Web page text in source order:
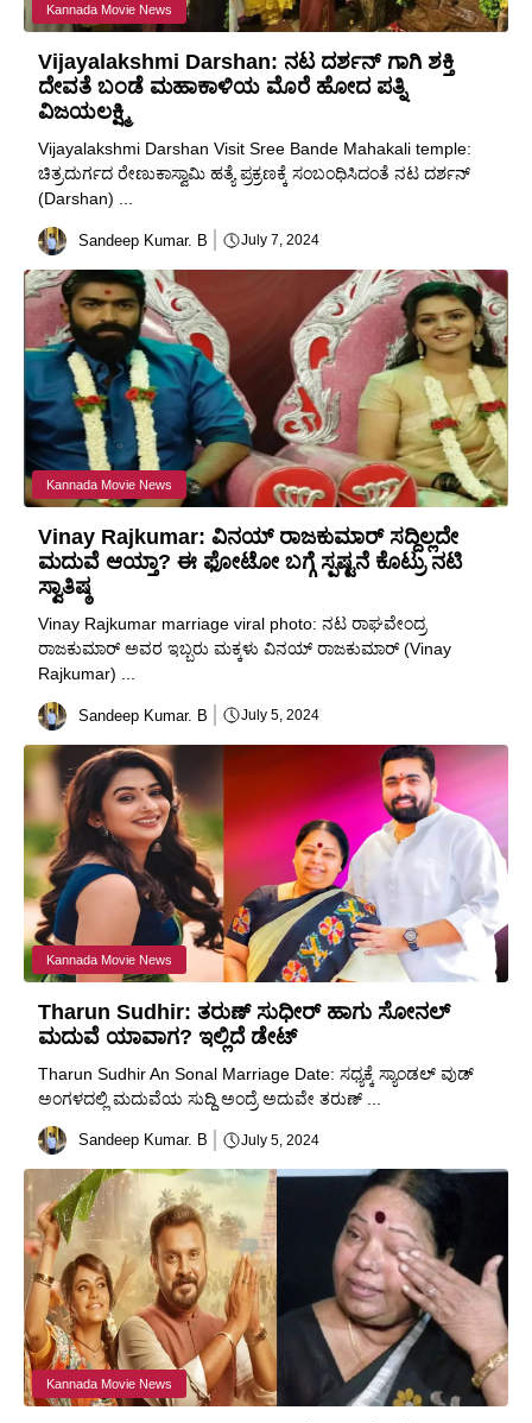
Kannada Movie News
Vijayalakshmi Darshan: ನಟ ದರ್ಶನ್ ಗಾಗಿ ಶಕ್ತಿ
ದೇವತೆ ಬಂಡೆ ಮಹಾಕಾಳಿಯ ಮೊರೆ ಹೋದ ಪತ್ನಿ
ವಿಜಯಲಕ್ಷ್ಮಿ
Vijayalakshmi Darshan Visit Sree Bande Mahakali temple:
ಚಿತ್ರದುರ್ಗದ ರೇಣುಕಾಸ್ವಾಮಿ ಹತ್ಯೆ ಪ್ರಕ್ರಣಕ್ಕೆ ಸಂಬಂಧಿಸಿದಂತೆ ನಟ ದರ್ಶನ್
(Darshan) ...
Sandeep Kumar. B July 7, 2024
Kannada Movie News
Vinay Rajkumar: ವಿನಯ್ ರಾಜಕುಮಾರ್ ಸದ್ದಿಲ್ಲದೇ
ಮದುವೆ ಆಯ್ತಾ? ಈ ಫೋಟೋ ಬಗ್ಗೆ ಸ್ಪಷ್ಟನೆ ಕೊಟ್ರು ನಟಿ
ಸ್ವಾತಿಷ್ಠ
Vinay Rajkumar marriage viral photo: ನಟ ರಾಘವೇಂದ್ರ
ರಾಜಕುಮಾರ್ ಅವರ ಇಬ್ಬರು ಮಕ್ಕಳು ವಿನಯ್ ರಾಜಕುಮಾರ್ (Vinay
Rajkumar) ...
Sandeep Kumar. B July 5, 2024
Kannada Movie News
Tharun Sudhir: ತರುಣ್ ಸುಧೀರ್ ಹಾಗು ಸೋನಲ್
ಮದುವೆ ಯಾವಾಗ? ಇಲ್ಲಿದೆ ಡೇಟ್
Tharun Sudhir An Sonal Marriage Date: ಸಧ್ಯಕ್ಕೆ ಸ್ಯಾಂಡಲ್ ವುಡ್
ಅಂಗಳದಲ್ಲಿ ಮದುವೆಯ ಸುದ್ದಿ ಅಂದ್ರೆ ಅದುವೇ ತರುಣ್ ...
Sandeep Kumar. B July 5, 2024
Kannada Movie News